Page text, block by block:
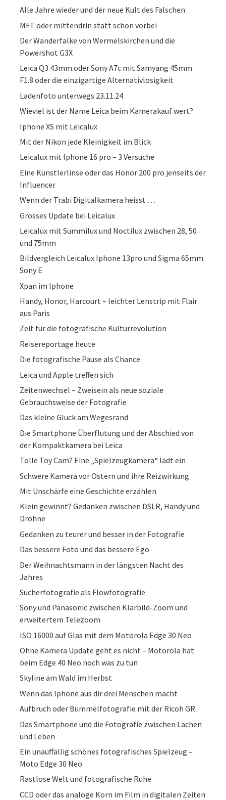
Alle Jahre wieder und der neue Kult des Falschen
MFT oder mittendrin statt schon vorbei
Der Wanderfalke von Wermelskirchen und die
Powershot G3X
Leica Q3 43mm oder Sony A7c mit Samyang 45mm
F1.8 oder die einzigartige Alternativlosigkeit
Ladenfoto unterwegs 23.11.24
Wieviel ist der Name Leica beim Kamerakauf wert?
Iphone XS mit Leicalux
Mit der Nikon jede Kleinigkeit im Blick
Leicalux mit Iphone 16 pro – 3 Versuche
Eine Künstlerlinse oder das Honor 200 pro jenseits der
Influencer
Wenn der Trabi Digitalkamera heisst …
Grosses Update bei Leicalux
Leicalux mit Summilux und Noctilux zwischen 28, 50
und 75mm
Bildvergleich Leicalux Iphone 13pro und Sigma 65mm
Sony E
Xpan im Iphone
Handy, Honor, Harcourt – leichter Lenstrip mit Flair
aus Paris
Zeit für die fotografische Kulturrevolution
Reisereportage heute
Die fotografische Pause als Chance
Leica und Apple treffen sich
Zeitenwechsel – Zweisein als neue soziale
Gebrauchsweise der Fotografie
Das kleine Glück am Wegesrand
Die Smartphone Überflutung und der Abschied von
der Kompaktkamera bei Leica
Tolle Toy Cam? Eine „Spielzeugkamera“ lädt ein
Schwere Kamera vor Ostern und ihre Reizwirkung
Mit Unschärfe eine Geschichte erzählen
Klein gewinnt? Gedanken zwischen DSLR, Handy und
Drohne
Gedanken zu teurer und besser in der Fotografie
Das bessere Foto und das bessere Ego
Der Weihnachtsmann in der längsten Nacht des
Jahres
Sucherfotografie als Flowfotografie
Sony und Panasonic zwischen Klarbild-Zoom und
erweitertem Telezoom
ISO 16000 auf Glas mit dem Motorola Edge 30 Neo
Ohne Kamera Update geht es nicht – Motorola hat
beim Edge 40 Neo noch was zu tun
Skyline am Wald im Herbst
Wenn das Iphone aus dir drei Menschen macht
Aufbruch oder Bummelfotografie mit der Ricoh GR
Das Smartphone und die Fotografie zwischen Lachen
und Leben
Ein unauffällig schönes fotografisches Spielzeug –
Moto Edge 30 Neo
Rastlose Welt und fotografische Ruhe
CCD oder das analoge Korn im Film in digitalen Zeiten